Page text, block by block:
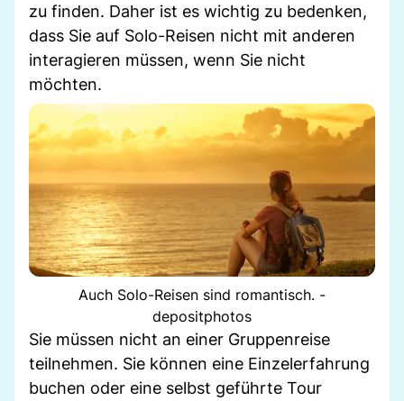
zu finden. Daher ist es wichtig zu bedenken,
dass Sie auf Solo-Reisen nicht mit anderen
interagieren müssen, wenn Sie nicht
möchten.
Auch Solo-Reisen sind romantisch. -
depositphotos
Sie müssen nicht an einer Gruppenreise
teilnehmen. Sie können eine Einzelerfahrung
buchen oder eine selbst geführte Tour